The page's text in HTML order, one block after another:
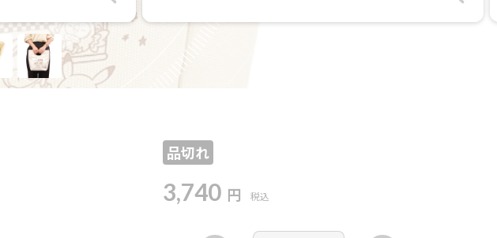
品切れ
3,740 円 税込